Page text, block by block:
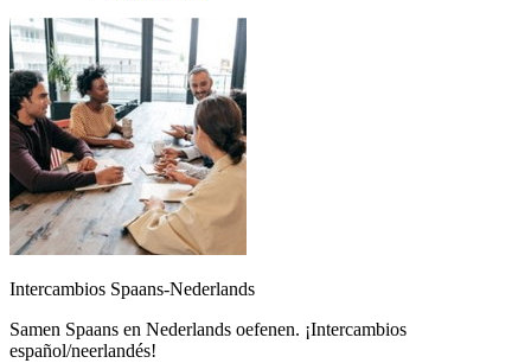
Intercambios Spaans-Nederlands
Samen Spaans en Nederlands oefenen. ¡Intercambios
español/neerlandés!